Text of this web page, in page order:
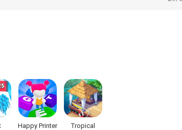
iPad en iPod touch met iOS versie 13.0 of hoger,
9 Aug om 09:46.
Happy Printer
Tropical